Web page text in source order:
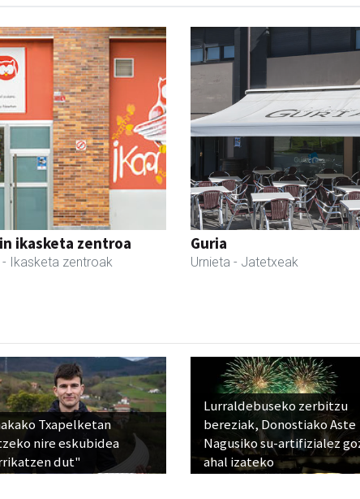
ikasketa zentroa
- Ikasketa zentroak
Guria
Urnieta - Jatetxeak
Txapelketan
nire eskubidea
dut"
Lurraldebuseko zerbitzu
bereziak, Donostiako Aste
Nagusiko su-artifizialez
ahal izateko